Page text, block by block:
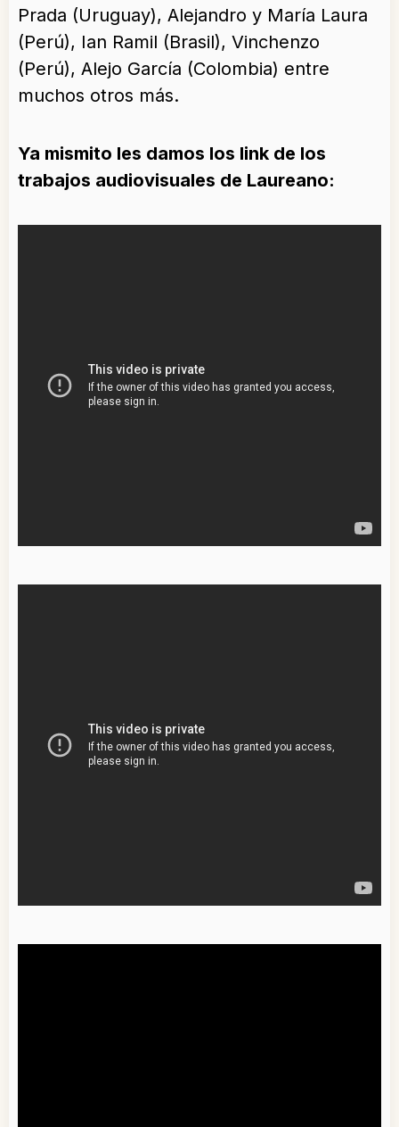
Prada (Uruguay), Alejandro y María Laura
(Perú), Ian Ramil (Brasil), Vinchenzo
(Perú), Alejo García (Colombia) entre
muchos otros más.
Ya mismito les damos los link de los
trabajos audiovisuales de Laureano: